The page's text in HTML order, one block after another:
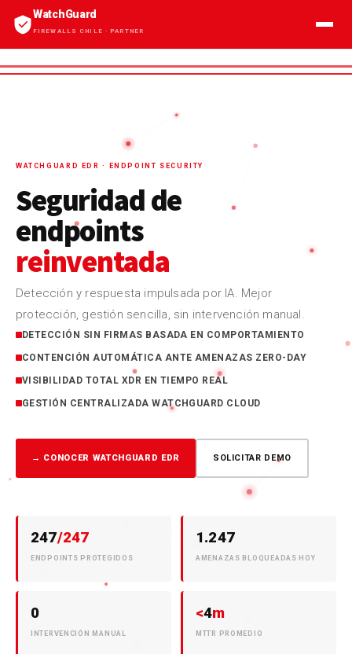
Mi Carro
INICIO»WATCHGUARD EDR
WatchGuard
FIREWALLS CHILE · PARTNER
INICIO
→ Firewalls Firebox
→ MDR 24/7
→ Rai™
→ Servicios Profesionales
CONOCER EDR →
WATCHGUARD EDR · ENDPOINT SECURITY
Seguridad de
endpoints
reinventada
Detección y respuesta impulsada por IA. Mejor
protección, gestión sencilla, sin intervención manual.
DETECCIÓN SIN FIRMAS BASADA EN COMPORTAMIENTO
CONTENCIÓN AUTOMÁTICA ANTE AMENAZAS ZERO-DAY
VISIBILIDAD TOTAL XDR EN TIEMPO REAL
GESTIÓN CENTRALIZADA WATCHGUARD CLOUD
→ CONOCER WATCHGUARD EDR SOLICITAR DEMO
247/247
ENDPOINTS PROTEGIDOS
1.247
AMENAZAS BLOQUEADAS HOY
0
INTERVENCIÓN MANUAL
<4m
MTTR PROMEDIO